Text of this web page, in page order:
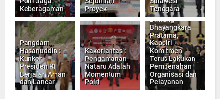
Keberagaman
Proyek
Tenggara
Pangdam
Hasanuddin :
Kunker
Presiden RI
Berjalan Aman
dan Lancar
Kakorlantas :
Pengamanan
Nataru Adalah
Momentum
Polri
Sematkan
Bintang
Bhayangkara
Pratama,
Kapolri
Komitmen
Terus Lakukan
Pembenahan
Organisasi dan
Pelayanan